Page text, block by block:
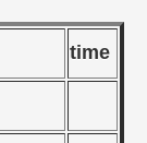
time